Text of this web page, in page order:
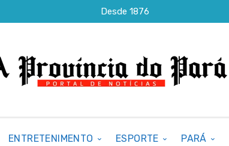
Desde 1876
ENTRETENIMENTO ESPORTE PARÁ